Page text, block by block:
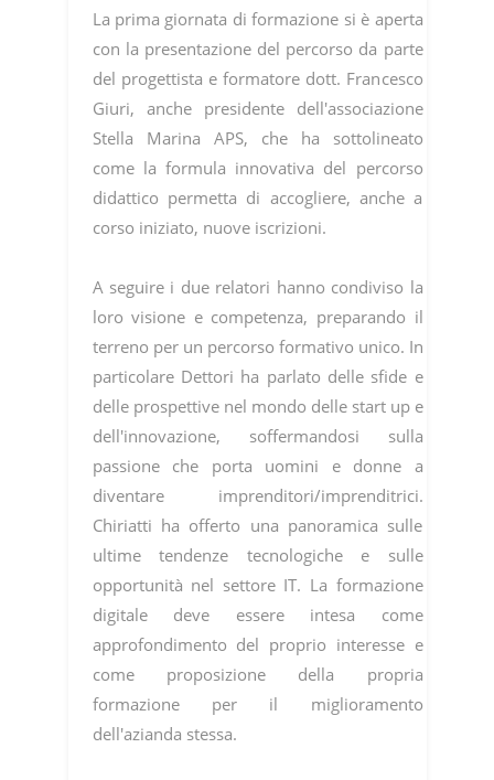
La prima giornata di formazione si è aperta
con la presentazione del percorso da parte
del progettista e formatore dott. Francesco
Giuri, anche presidente dell'associazione
Stella Marina APS, che ha sottolineato
come la formula innovativa del percorso
didattico permetta di accogliere, anche a
corso iniziato, nuove iscrizioni.
A seguire i due relatori hanno condiviso la
loro visione e competenza, preparando il
terreno per un percorso formativo unico. In
particolare Dettori ha parlato delle sfide e
delle prospettive nel mondo delle start up e
dell'innovazione, soffermandosi sulla
passione che porta uomini e donne a
diventare imprenditori/imprenditrici.
Chiriatti ha offerto una panoramica sulle
ultime tendenze tecnologiche e sulle
opportunità nel settore IT. La formazione
digitale deve essere intesa come
approfondimento del proprio interesse e
come proposizione della propria
formazione per il miglioramento
dell'azianda stessa.